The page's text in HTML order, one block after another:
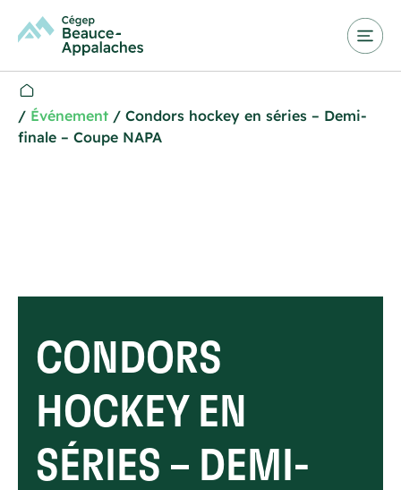
/ Événement / Condors hockey en séries – Demi-
finale – Coupe NAPA
CONDORS
HOCKEY EN
SÉRIES – DEMI-